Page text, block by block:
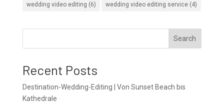
wedding video editing (6) wedding video editing service(4)
Search
Recent Posts
Destination-Wedding-Editing | Von Sunset Beach bis
Kathedrale